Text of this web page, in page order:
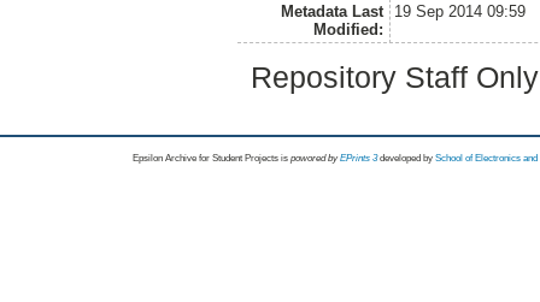
Metadata Last
Modified:
19 Sep 2014 09:59
Repository Staff
Epsilon Archive for Student Projects is powored byEPrints 3 developed by School of Electronics